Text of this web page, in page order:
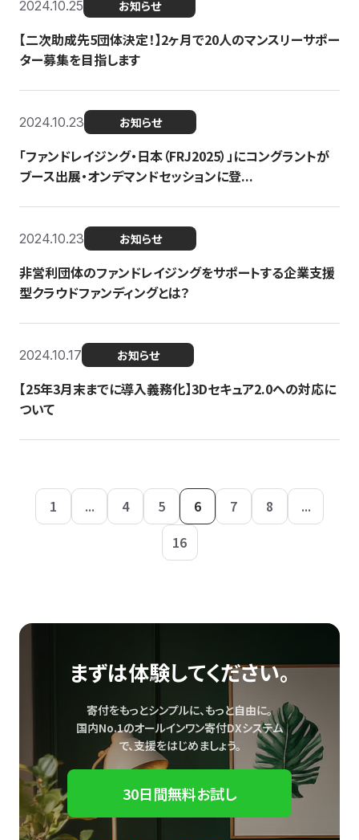
2024.10.25 お知らせ
【二次助成先5団体決定！】2ヶ月で20人のマンスリーサポー
ター募集を目指します
2024.10.23 お知らせ
「ファンドレイジング・日本（FRJ2025）」にコングラントが
ブース出展・オンデマンドセッションに登...
2024.10.23 お知らせ
非営利団体のファンドレイジングをサポートする企業支援
型クラウドファンディングとは？
2024.10.17 お知らせ
【25年3月末までに導入義務化】3Dセキュア2.0への対応に
ついて
1 ... 4 5 6 7 8
...
16
まずは体験してください。
寄付をもっとシンプルに、もっと自由に。
国内No.1のオールインワン寄付DXシステム
で、支援をはじめましょう。
30日間無料お試し